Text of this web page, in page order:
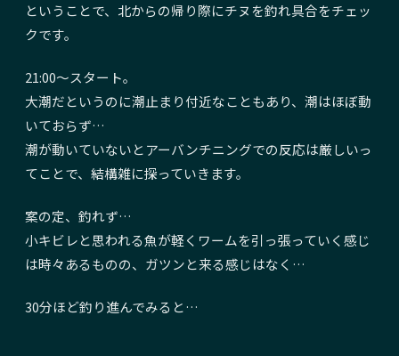
ということで、北からの帰り際にチヌを釣れ具合をチェッ
クです。
21:00〜スタート。
大潮だというのに潮止まり付近なこともあり、潮はほぼ動
いておらず…
潮が動いていないとアーバンチニングでの反応は厳しいっ
てことで、結構雑に探っていきます。
案の定、釣れず…
小キビレと思われる魚が軽くワームを引っ張っていく感じ
は時々あるものの、ガツンと来る感じはなく…
30分ほど釣り進んでみると…